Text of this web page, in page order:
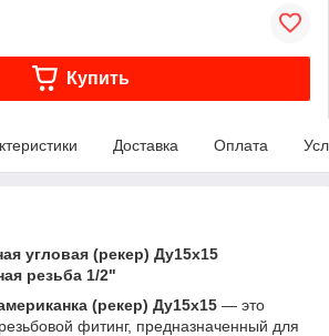
Купить
Доставка Оплата
угловая (рекер) Ду15х15
резьба 1/2"
(рекер) Ду15х15 — это
фитинг, предназначенный для